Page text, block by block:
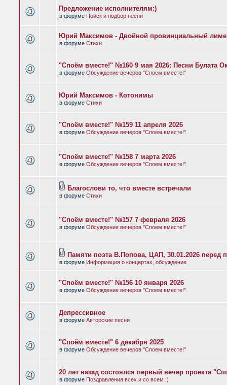
Предложение исполнителям:)
в форуме Поиск и подбор песни
Юрий Максимов - Двойной провинциальный
в форуме Стихи
"Споём вместе!" №160 9 мая 2026: Песни Булата
в форуме Обсуждение вечеров "Споем вместе!"
Юрий Максимов - Котонимы
в форуме Стихи
"Споём вместе!" №159 11 апреля 2026
в форуме Обсуждение вечеров "Споем вместе!"
"Споём вместе!" №158 7 марта 2026
в форуме Обсуждение вечеров "Споем вместе!"
Благослови то, что вместе встречали
в форуме Стихи
"Споём вместе!" №157 7 февраля 2026
в форуме Обсуждение вечеров "Споем вместе!"
Памяти поэта В.Попова, ЦАП, 30.01.2026 перед
в форуме Информация о концертах, обсуждение
"Споём вместе!" №156 10 января 2026
в форуме Обсуждение вечеров "Споем вместе!"
Депрессивное
в форуме Авторские песни
"Споём вместе!" 6 декабря 2025
в форуме Обсуждение вечеров "Споем вместе!"
20 лет назад состоялся первый вечер проекта
в форуме Поздравления всех и со всем :)